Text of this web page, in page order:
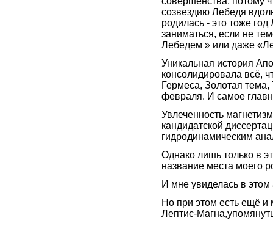
созвездию Лебедя
родилась - это тоже
заниматься, если не
Лебедем » или даже
Уникальная история
консолидировала всё,
Гермеса, Золотая
февраля. И самое
Увлеченность
кандидатской
гидродинамическим
Однако лишь только в
название места моего
И мне увиделась в этом
Но при этом есть ещё и
Лептис-